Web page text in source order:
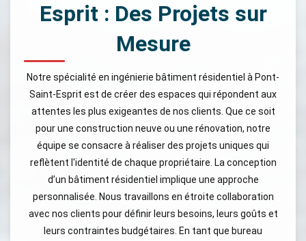
Esprit : Des Projets sur
Mesure
Notre spécialité en ingénierie bâtiment résidentiel à Pont-
Saint-Esprit est de créer des espaces qui répondent aux
attentes les plus exigeantes de nos clients. Que ce soit
pour une construction neuve ou une rénovation, notre
équipe se consacre à réaliser des projets uniques qui
reflètent l'identité de chaque propriétaire. La conception
d’un bâtiment résidentiel implique une approche
personnalisée. Nous travaillons en étroite collaboration
avec nos clients pour définir leurs besoins, leurs goûts et
leurs contraintes budgétaires. En tant que bureau